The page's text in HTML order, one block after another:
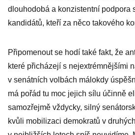
dlouhodobá a konzistentní podpora
kandidátů, kteří za něco takového
Připomenout se hodí také fakt, že
které přicházejí s nejextrémnějšími
v senátních volbách málokdy
má pořád tu moc jejich sílu účinně
samozřejmě vždycky, silný
kvůli mobilizaci demokratů v